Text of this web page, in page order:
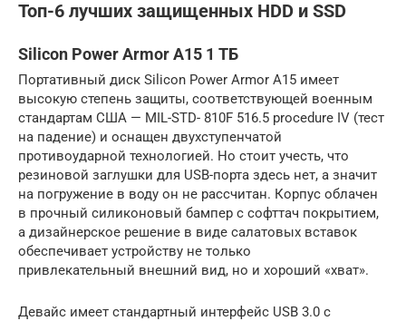
Топ-6 лучших защищенных HDD и SSD
Silicon Power Armor A15 1 ТБ
Портативный диск Silicon Power Armor A15 имеет
высокую степень защиты, соответствующей военным
стандартам США — MIL-STD- 810F 516.5 procedure IV (тест
на падение) и оснащен двухступенчатой
противоударной технологией. Но стоит учесть, что
резиновой заглушки для USB-порта здесь нет, а значит
на погружение в воду он не рассчитан. Корпус облачен
в прочный силиконовый бампер с софттач покрытием,
а дизайнерское решение в виде салатовых вставок
обеспечивает устройству не только
привлекательный внешний вид, но и хороший «хват».
Девайс имеет стандартный интерфейс USB 3.0 с